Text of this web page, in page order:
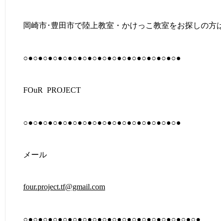
岡崎市･豊田市で陸上教室・かけっこ教室をお探しの方
○●○●○●○●○●○●○●○●○●○●○●○●○●○●○●○●
FOuR PROJECT
○●○●○●○●○●○●○●○●○●○●○●○●○●○●○●○●
メール
four.project.tf@gmail.com
○●○●○●○●○●○●○●○●○●○●○●○●○●○●○●○●○●○●